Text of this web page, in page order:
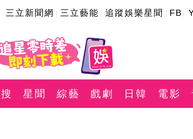
三立新聞網 三立藝能 追蹤娛樂星聞 FB
星聞 綜藝 戲劇 日韓 電影